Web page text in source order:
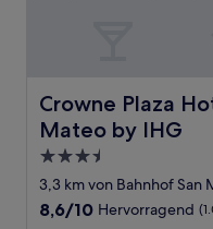
Crowne Plaza
Mateo by IHG
Crowne Plaza Hotel
3.5-
Sterne-
Unterkunft
3,3 km von Bahnhof San
8.6
8,6/10 Hervorragend